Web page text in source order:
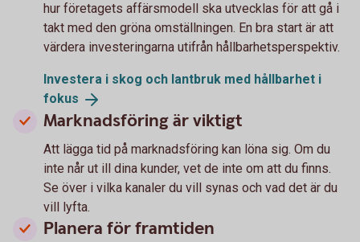
hur företagets affärsmodell ska utvecklas för att gå i
takt med den gröna omställningen. En bra start är att
värdera investeringarna utifrån hållbarhetsperspektiv.
Investera i skog och lantbruk med hållbarhet i
fokus
Marknadsföring är viktigt
Att lägga tid på marknadsföring kan löna sig. Om du
inte når ut ill dina kunder, vet de inte om att du finns.
Se över i vilka kanaler du vill synas och vad det är du
vill lyfta.
Planera för framtiden